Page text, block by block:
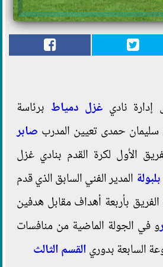
نادي غزل دمياط برئاسة
حمدى تعيين المدرب صابر
الأول لكرة القدم بنادي غزل
المدير الفني السابق الذي قدم
بأربعة أهداف مقابل هدفين
و في الجولة الماضية من منافسات
السابعة بدوريالقسم الثالث